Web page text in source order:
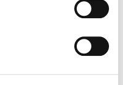
de ayuda a
en la
y personal de las